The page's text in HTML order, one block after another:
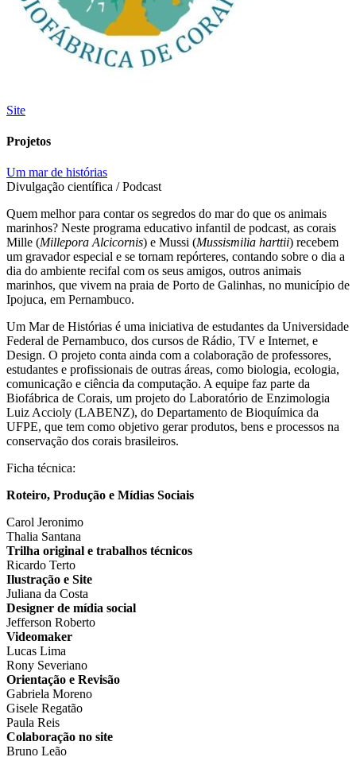
Site
Projetos
Um mar de histórias
Divulgação científica / Podcast
Quem melhor para contar os segredos do mar do que os animais
marinhos? Neste programa educativo infantil de podcast, as corais
Mille (Millepora Alcicornis) e Mussi (Mussismilia harttii) recebem
um gravador especial e se tornam repórteres, contando sobre o dia a
dia do ambiente recifal com os seus amigos, outros animais
marinhos, que vivem na praia de Porto de Galinhas, no município de
Ipojuca, em Pernambuco.
Um Mar de Histórias é uma iniciativa de estudantes da Universidade
Federal de Pernambuco, dos cursos de Rádio, TV e Internet, e
Design. O projeto conta ainda com a colaboração de professores,
estudantes e profissionais de outras áreas, como biologia, ecologia,
comunicação e ciência da computação. A equipe faz parte da
Biofábrica de Corais, um projeto do Laboratório de Enzimologia
Luiz Accioly (LABENZ), do Departamento de Bioquímica da
UFPE, que tem como objetivo gerar produtos, bens e processos na
conservação dos corais brasileiros.
Ficha técnica:
Roteiro, Produção e Mídias Sociais
Carol Jeronimo
Thalia Santana
Trilha original e trabalhos técnicos
Ricardo Terto
Ilustração e Site
Juliana da Costa
Designer de mídia social
Jefferson Roberto
Videomaker
Lucas Lima
Rony Severiano
Orientação e Revisão
Gabriela Moreno
Gisele Regatão
Paula Reis
Colaboração no site
Bruno Leão